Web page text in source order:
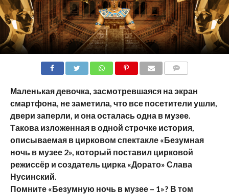
Маленькая девочка, засмотревшаяся на экран
смартфона, не заметила, что все посетители ушли,
двери заперли, и она осталась одна в музее.
Такова изложенная в одной строчке история,
описываемая в цирковом спектакле «Безумная
ночь в музее 2», который поставил цирковой
режиссёр и создатель цирка «Дорато» Слава
Нусинский.
Помните «Безумную ночь в музее – 1»? В том